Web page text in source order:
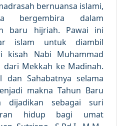
bernuansa islami,
bergembira dalam
baru hijriah. Pawai ini
islam untuk diambil
kisah Nabi Muhammad
dari Mekkah ke Madinah.
dan Sahabatnya selama
makna Tahun Baru
dijadikan sebagai suri
hidup bagi umat